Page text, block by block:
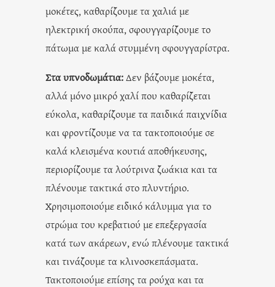
μοκέτες, καθαρίζουμε τα χαλιά με
ηλεκτρική σκούπα, σφουγγαρίζουμε το
πάτωμα με καλά στυμμένη σφουγγαρίστρα.
Στα υπνοδωμάτια:Δεν βάζουμε μοκέτα,
αλλά μόνο μικρό χαλί που καθαρίζεται
εύκολα, καθαρίζουμε τα παιδικά παιχνίδια
και φροντίζουμε να τα τακτοποιούμε σε
καλά κλεισμένα κουτιά αποθήκευσης,
περιορίζουμε τα λούτρινα ζωάκια και τα
πλένουμε τακτικά στο πλυντήριο.
Χρησιμοποιούμε ειδικό κάλυμμα για το
στρώμα του κρεβατιού με επεξεργασία
κατά των ακάρεων, ενώ πλένουμε τακτικά
και τινάζουμε τα κλινοσκεπάσματα.
Τακτοποιούμε επίσης τα ρούχα και τα